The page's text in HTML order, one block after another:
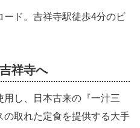
ード。吉祥寺駅徒歩4分のビ
祥寺へ
用し、日本古来の『一汁三
取れた定食を提供する大手